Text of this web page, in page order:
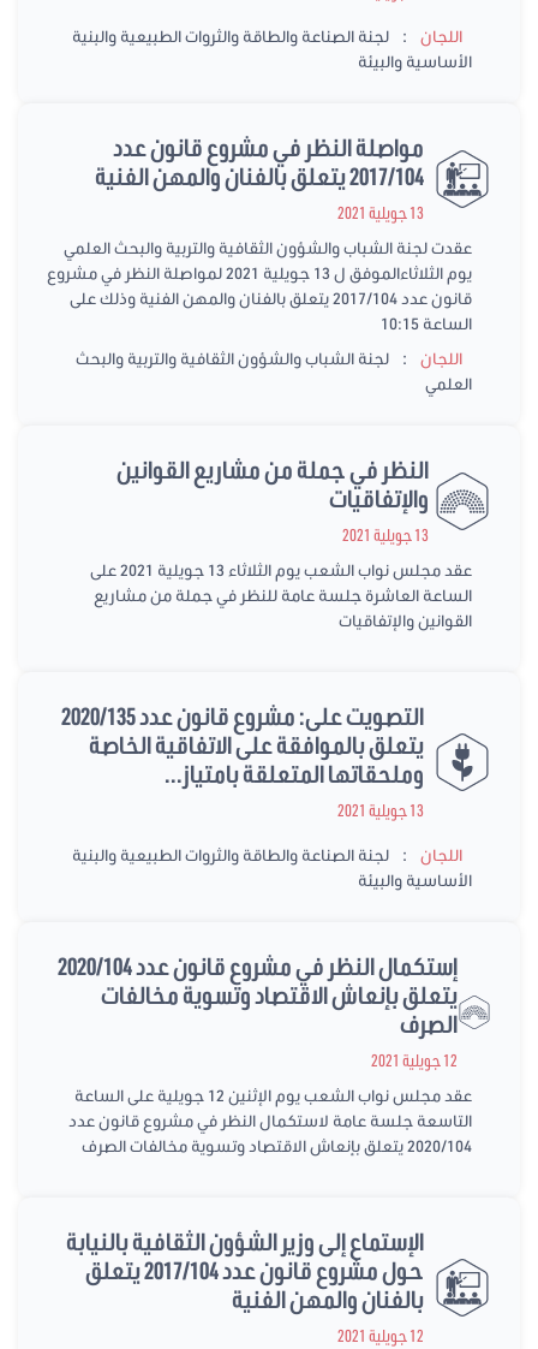
اللجان :
لجنة الصناعة والطاقة والثروات الطبيعية والبنية
الأساسية والبيئة
مواصلة النظر في مشروع قانون عدد
2017/104 يتعلق بالفنان والمهن الفنية
13 جويلية 2021
عقدت لجنة الشباب والشؤون الثقافية والتربية والبحث العلمي
يوم الثلاثاءالموفق ل 13 جويلية 2021 لمواصلة النظر في مشروع
قانون عدد 2017/104 يتعلق بالفنان والمهن الفنية وذلك على
الساعة 10:15
اللجان
:
لجنة الشباب والشؤون الثقافية والتربية والبحث
العلمي
النظر في جملة من مشاريع القوانين
والإتفاقيات
13 جويلية 2021
عقد مجلس نواب الشعب يوم الثلاثاء 13 جويلية 2021 على
الساعة العاشرة جلسة عامة للنظر في جملة من مشاريع
القوانين والإتفاقيات
التصويت على: مشروع قانون عدد 2020/135
يتعلق بالموافقة على الاتفاقية الخاصة
وملحقاتها المتعلقة بامتياز...
13 جويلية 2021
اللجان :
لجنة الصناعة والطاقة والثروات الطبيعية والبنية
الأساسية والبيئة
إستكمال النظر في مشروع قانون عدد 2020/104
يتعلق بإنعاش الاقتصاد وتسوية مخالفات
الصرف
12 جويلية 2021
عقد مجلس نواب الشعب يوم الإثنين 12 جويلية على الساعة
التاسعة جلسة عامة لاستكمال النظر في مشروع قانون عدد
2020/104 يتعلق بإنعاش الاقتصاد وتسوية مخالفات الصرف
الإستماع إلى وزير الشؤون الثقافية بالنيابة
حول مشروع قانون عدد 2017/104 يتعلق
بالفنان والمهن الفنية
12 جويلية 2021